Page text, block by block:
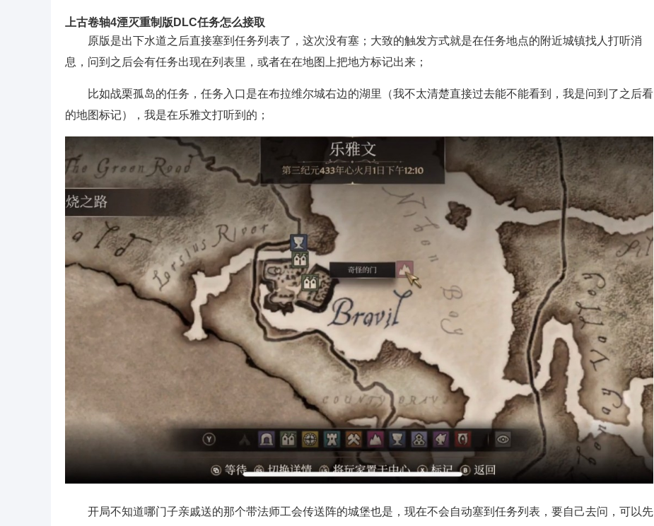
上古卷轴4湮灭重制版DLC任务怎么接取
原版是出下水道之后直接塞到任务列表了，这次没有塞；大致的触发方式就是在任务地点的附近城镇找人打听消
息，问到之后会有任务出现在列表里，或者在在地图上把地方标记出来；
比如战栗孤岛的任务，任务入口是在布拉维尔城右边的湖里（我不太清楚直接过去能不能看到，我是问到了之后看
的地图标记），我是在乐雅文打听到的；
开局不知道哪门子亲戚送的那个带法师工会传送阵的城堡也是，现在不会自动塞到任务列表，要自己去问，可以先